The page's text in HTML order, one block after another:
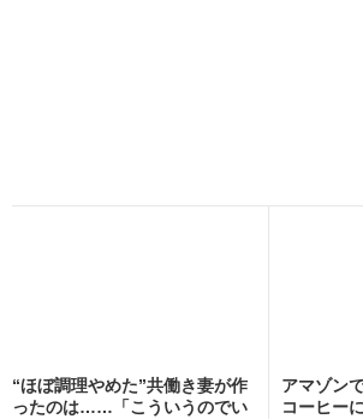
“ほぼ調理やめた”共働き妻が作
ったのは……「こういうのでい
アマゾン
コーヒー